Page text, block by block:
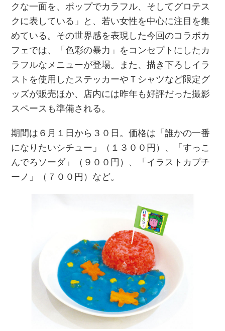
クな一面を、ポップでカラフル、そしてグロテス
クに表している」と、若い女性を中心に注目を集
めている。その世界感を表現した今回のコラボカ
フェでは、「色彩の暴力」をコンセプトにしたカ
ラフルなメニューが登場。また、描き下ろしイラ
ストを使用したステッカーやＴシャツなど限定グ
ッズが販売ほか、店内には昨年も好評だった撮影
スペースも準備される。
期間は６月１日から３０日。価格は「誰かの一番
になりたいシチュー」（１３００円）、「すっこ
んでろソーダ」（９００円）、「イラストカプチ
ーノ」（７００円）など。